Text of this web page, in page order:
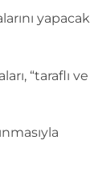
yapacak
“taraflı ve